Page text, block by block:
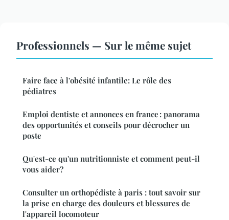
Professionnels — Sur le même sujet
Faire face à l'obésité infantile: Le rôle des
pédiatres
Emploi dentiste et annonces en france : panorama
des opportunités et conseils pour décrocher un
poste
Qu'est-ce qu'un nutritionniste et comment peut-il
vous aider?
Consulter un orthopédiste à paris : tout savoir sur
la prise en charge des douleurs et blessures de
l'appareil locomoteur